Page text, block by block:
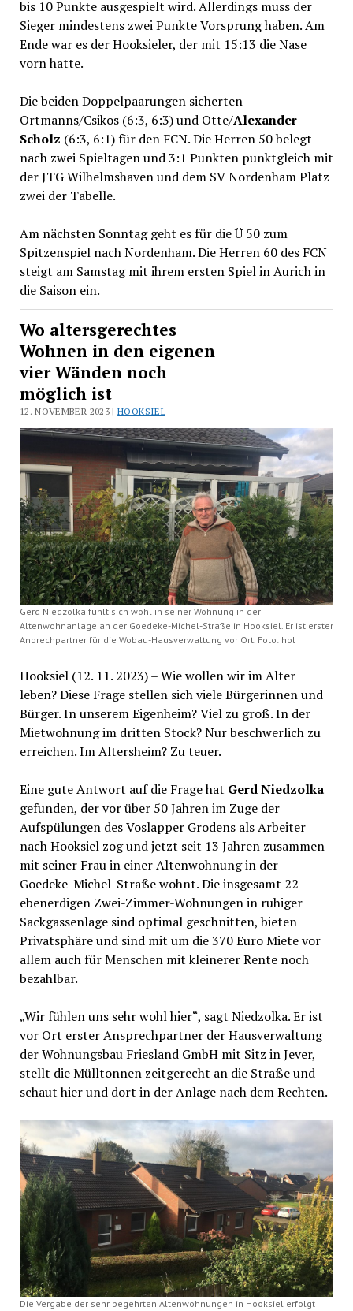
bis 10 Punkte ausgespielt wird. Allerdings muss der
Sieger mindestens zwei Punkte Vorsprung haben. Am
Ende war es der Hooksieler, der mit 15:13 die Nase
vorn hatte.
Die beiden Doppelpaarungen sicherten
Ortmanns/Csikos (6:3, 6:3) und Otte/Alexander
Scholz (6:3, 6:1) für den FCN. Die Herren 50 belegt
nach zwei Spieltagen und 3:1 Punkten punktgleich mit
der JTG Wilhelmshaven und dem SV Nordenham Platz
zwei der Tabelle.
Am nächsten Sonntag geht es für die Ü 50 zum
Spitzenspiel nach Nordenham. Die Herren 60 des FCN
steigt am Samstag mit ihrem ersten Spiel in Aurich in
die Saison ein.
Wo altersgerechtes
Wohnen in den eigenen
vier Wänden noch
möglich ist
12. NOVEMBER 2023 |HOOKSIEL
Gerd Niedzolka fühlt sich wohl in seiner Wohnung in der
Altenwohnanlage an der Goedeke-Michel-Straße in Hooksiel. Er ist erster
Anprechpartner für die Wobau-Hausverwaltung vor Ort. Foto: hol
Hooksiel (12. 11. 2023) – Wie wollen wir im Alter
leben? Diese Frage stellen sich viele Bürgerinnen und
Bürger. In unserem Eigenheim? Viel zu groß. In der
Mietwohnung im dritten Stock? Nur beschwerlich zu
erreichen. Im Altersheim? Zu teuer.
Eine gute Antwort auf die Frage hat Gerd Niedzolka
gefunden, der vor über 50 Jahren im Zuge der
Aufspülungen des Voslapper Grodens als Arbeiter
nach Hooksiel zog und jetzt seit 13 Jahren zusammen
mit seiner Frau in einer Altenwohnung in der
Goedeke-Michel-Straße wohnt. Die insgesamt 22
ebenerdigen Zwei-Zimmer-Wohnungen in ruhiger
Sackgassenlage sind optimal geschnitten, bieten
Privatsphäre und sind mit um die 370 Euro Miete vor
allem auch für Menschen mit kleinerer Rente noch
bezahlbar.
„Wir fühlen uns sehr wohl hier“, sagt Niedzolka. Er ist
vor Ort erster Ansprechpartner der Hausverwaltung
der Wohnungsbau Friesland GmbH mit Sitz in Jever,
stellt die Mülltonnen zeitgerecht an die Straße und
schaut hier und dort in der Anlage nach dem Rechten.
Die Vergabe der sehr begehrten Altenwohnungen in Hooksiel erfolgt